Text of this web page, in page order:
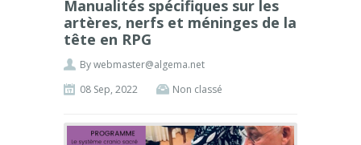
Manualités spécifiques sur les
artères, nerfs et méninges de la
tête en RPG
Bywebmaster@algema.net
08 Sep, 2022
Non classé